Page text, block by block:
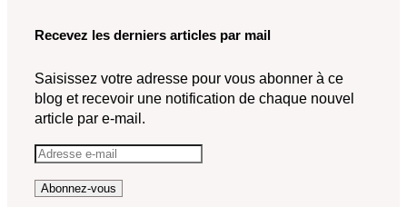
Recevez les derniers articles par mail
Saisissez votre adresse pour vous abonner à ce
blog et recevoir une notification de chaque nouvel
article par e-mail.
Adresse
mail
Abonnez-vous